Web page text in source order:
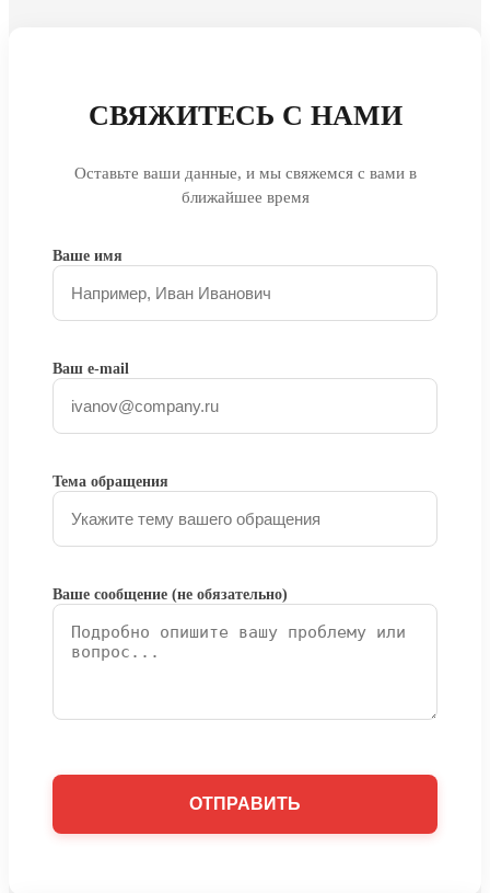
СВЯЖИТЕСЬ С НАМИ
Оставьте ваши данные, и мы свяжемся с вами в
ближайшее время
Ваше имя
Ваш e-mail
Тема обращения
Ваше сообщение (не обязательно)